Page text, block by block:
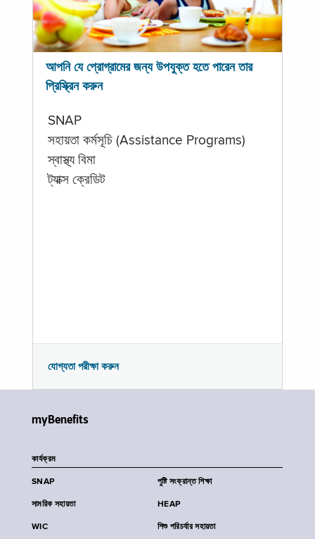
আপনি যে প্রোগ্রামের জন্য উপযুক্ত হতে পারেন তার
প্রিস্ক্রিন করুন
SNAP
সহায়তা কর্মসূচি (Assistance Programs)
স্বাস্থ্য বিমা
ট্যাক্স ক্রেডিট
যোগ্যতা পরীক্ষা করুন
myBenefits
কার্যক্রম
SNAP পুষ্টি সংক্রান্ত শিক্ষা
সাময়িক সহায়তা HEAP
WIC শিশু পরিচর্যার সহায়তা